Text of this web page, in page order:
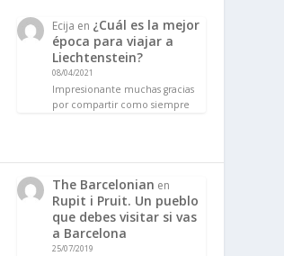
Ecija en ¿Cuál es la mejor
época para viajar a
Liechtenstein?
08/04/2021
Impresionante muchas gracias
por compartir como siempre
The Barcelonian en
Rupit i Pruit. Un pueblo
que debes visitar si vas
a Barcelona
25/07/2019